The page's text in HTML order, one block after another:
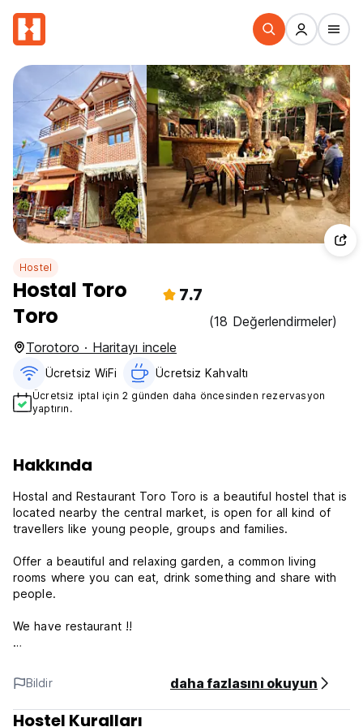
Hostel
Hostal Toro
Toro
7.7
(18 Değerlendirmeler)
Torotoro · Haritayı incele
Ücretsiz WiFi Ücretsiz Kahvaltı‎
Ücretsiz iptal için 2 günden daha öncesinden rezervasyon
yaptırın.
Hakkında
Hostal and Restaurant Toro Toro is a beautiful hostel that is
located nearby the central market, is open for all kind of
travellers like young people, groups and families.
Offer a beautiful and relaxing garden, a common living
rooms where you can eat, drink something and share with
people.
We have restaurant !!
The hostel offer a 24 hr recepcion, tourist information and
monkey exchange.
Bildir daha fazlasını okuyun
Hostel Kuralları